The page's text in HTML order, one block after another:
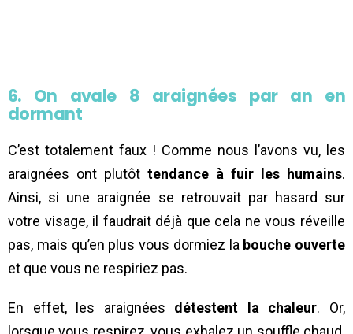
6. On avale 8 araignées par an en
dormant
C’est totalement faux ! Comme nous l’avons vu, les
araignées ont plutôt tendance à fuir les humains.
Ainsi, si une araignée se retrouvait par hasard sur
votre visage, il faudrait déjà que cela ne vous réveille
pas, mais qu’en plus vous dormiez la bouche ouverte
et que vous ne respiriez pas.
En effet, les araignées détestent la chaleur. Or,